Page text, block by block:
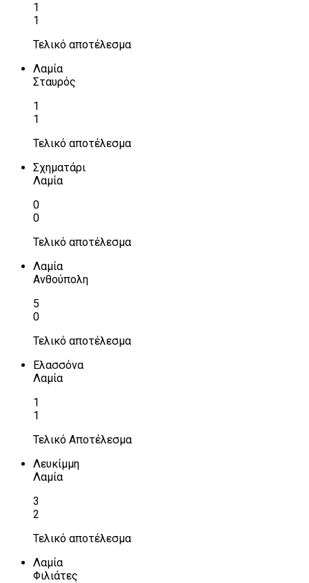
1
1
Τελικό αποτέλεσμα
Λαμία
Σταυρός
1
1
Τελικό αποτέλεσμα
Σχηματάρι
Λαμία
0
0
Τελικό αποτέλεσμα
Λαμία
Ανθούπολη
5
0
Τελικό αποτέλεσμα
Ελασσόνα
Λαμία
1
1
Τελικό Αποτέλεσμα
Λευκίμμη
Λαμία
3
2
Τελικό αποτέλεσμα
Λαμία
Φιλιάτες